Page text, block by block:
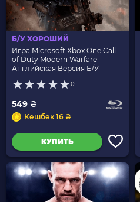
Б/У ХОРОШИЙ
Игра Microsoft Xbox One Call
of Duty Modern Warfare
Английская Версия Б/У
0
549 ₴
Кешбек 16 ₴
КУПИТЬ